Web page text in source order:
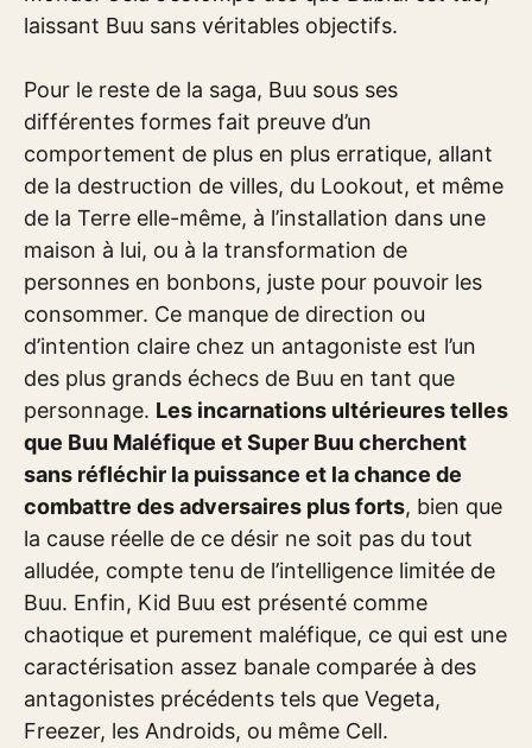
laissant Buu sans véritables objectifs.
Pour le reste de la saga, Buu sous ses
différentes formes fait preuve d’un
comportement de plus en plus erratique, allant
de la destruction de villes, du Lookout, et même
de la Terre elle-même, à l’installation dans une
maison à lui, ou à la transformation de
personnes en bonbons, juste pour pouvoir les
consommer. Ce manque de direction ou
d’intention claire chez un antagoniste est l’un
des plus grands échecs de Buu en tant que
personnage. Les incarnations ultérieures telles
que Buu Maléfique et Super Buu cherchent
sans réfléchir la puissance et la chance de
combattre des adversaires plus forts, bien que
la cause réelle de ce désir ne soit pas du tout
alludée, compte tenu de l’intelligence limitée de
Buu. Enfin, Kid Buu est présenté comme
chaotique et purement maléfique, ce qui est une
caractérisation assez banale comparée à des
antagonistes précédents tels que Vegeta,
Freezer, les Androids, ou même Cell.